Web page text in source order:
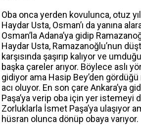
Oba onca yerden kovulunca, otuz
Haydar Usta, Osman’ı da yanına
Osman’la Adana’ya gidip
Haydar Usta, Ramazanoğlu’nun
karşısında şaşırıp kalıyor ve
başka çareler arıyor. Böylece aslı
gidiyor ama Hasip Bey’den
acı oluyor. En son çare Ankara’ya
Paşa’ya verip oba için yer istemeyi
Zorluklarla İsmet Paşa’ya ulaşıyor
hüsran olunca dönüp obaya varıyor.